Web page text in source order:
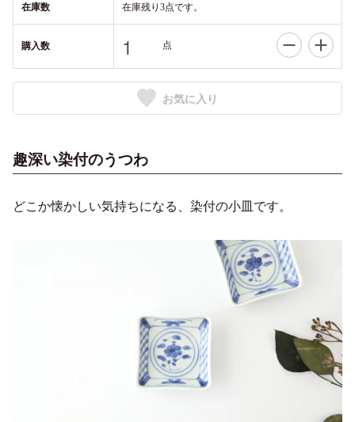
在庫数 在庫残り3点です。
購入数 点
お気に入り
趣深い染付のうつわ
どこか懐かしい気持ちになる、染付の小皿です。